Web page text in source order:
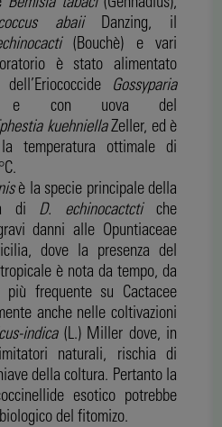
abaiiDanzing, il
(Bouchè) e vari
è stato alimentato
Gossyparia
e con uova del
kuehniellaZeller, ed è
temperatura ottimale di
è la specie principale della
di D. echinocactctiche
danni alle Opuntiaceae
dove la presenza del
è nota da tempo, da
frequente su Cactacee
anche nelle coltivazioni
indica (L.) Miller dove, in
naturali, rischia di
della coltura. Pertanto la
esotico potrebbe
del fitomizo.